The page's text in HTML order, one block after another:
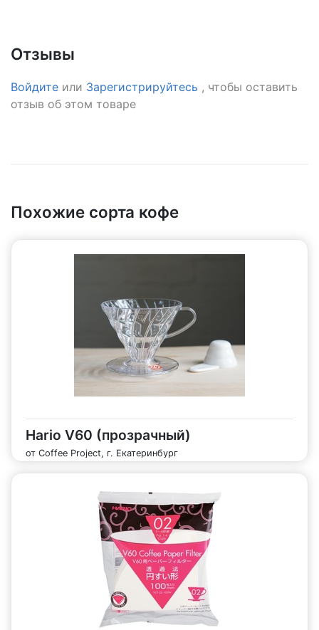
Отзывы
Войдите или Зарегистрируйтесь , чтобы оставить
отзыв об этом товаре
Похожие сорта кофе
Hario V60 (прозрачный)
от Coffee Project, г. Екатеринбург